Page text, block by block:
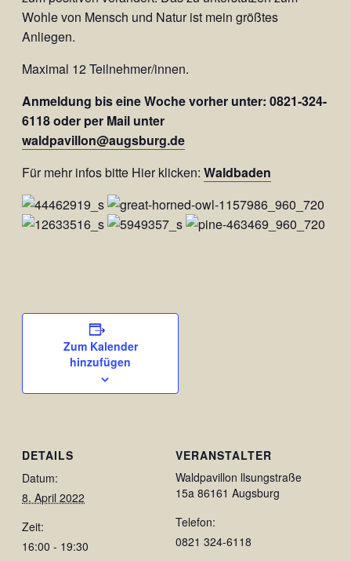
Wohle von Mensch und Natur ist mein größtes
Anliegen.
Maximal 12 Teilnehmer/innen.
Anmeldung bis eine Woche vorher unter: 0821-324-
6118 oder per Mail unter
waldpavillon@augsburg.de
Für mehr infos bitte Hier klicken: Waldbaden
Zum Kalender
hinzufügen
DETAILS
Datum:
8. April 2022
Zeit:
16:00 - 19:30
VERANSTALTER
Waldpavillon llsungstraße
15a 86161 Augsburg
Telefon:
0821 324-6118